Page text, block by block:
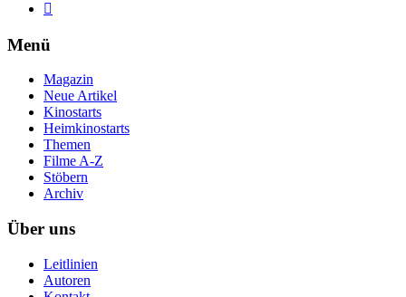

Menü
Magazin
Neue Artikel
Kinostarts
Heimkinostarts
Themen
Filme A-Z
Stöbern
Archiv
Über uns
Leitlinien
Autoren